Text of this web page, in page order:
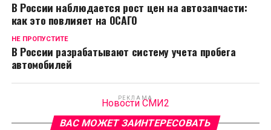
В России наблюдается рост цен на автозапчасти:
как это повлияет на ОСАГО
НЕ ПРОПУСТИТЕ
В России разрабатывают систему учета пробега
автомобилей
РЕКЛАМА
Новости СМИ2
ВАС МОЖЕТ ЗАИНТЕРЕСОВАТЬ